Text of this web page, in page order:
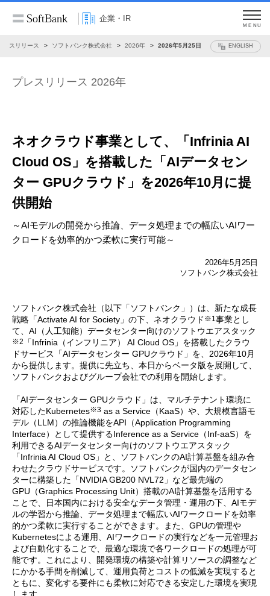
企業・IR
MENU
レスリリース ソフトバンク株式会社 2026年 2026年5月25日 ENGLISH
プレスリリース 2026年
ネオクラウド事業として、
「Infrinia AI
Cloud OS」を搭載した
「AIデータセン
ター GPUクラウド」を2026年10月に提
供開始
～AIモデルの開発から推論、データ処理までの幅広いAIワー
クロードを効率的かつ柔軟に実行可能～
2026年5月25日
ソフトバンク株式会社
ソフトバンク株式会社（以下「ソフトバンク」）は、新たな成長
戦略「Activate AI for Society」の下、ネオクラウド ※1 事業とし
て、AI（人工知能）データセンター向けのソフトウエアスタック
※2
「Infrinia（インフリニア） AI Cloud OS」を搭載したクラウ
ドサービス「AIデータセンター GPUクラウド」を、2026年10月
から提供します。提供に先立ち、本日からベータ版を展開して、
ソフトバンクおよびグループ会社での利用を開始します。
「AIデータセンター GPUクラウド」は、マルチテナント環境に
対応したKubernetes※3 as a Service（KaaS）や、大規模言語モ
デル（LLM）の推論機能をAPI（Application Programming
Interface）として提供するInference as a Service（Inf-aaS）を
利用できるAIデータセンター向けのソフトウエアスタック
「Infrinia AI Cloud OS」と、ソフトバンクのAI計算基盤を組み合
わせたクラウドサービスです。ソフトバンクが国内のデータセン
ターに構築した「NVIDIA GB200 NVL72」など最先端の
GPU（Graphics Processing Unit）搭載のAI計算基盤を活用する
ことで、日本国内における安全なデータ管理・運用の下、AIモデ
ルの学習から推論、データ処理まで幅広いAIワークロードを効率
的かつ柔軟に実行することができます。また、GPUの管理や
Kubernetesによる運用、AIワークロードの実行などを一元管理お
よび自動化することで、最適な環境で各ワークロードの処理が可
能です。これにより、開発環境の構築や計算リソースの調整など
にかかる手間を削減して、運用負荷とコストの低減を実現すると
ともに、変化する要件にも柔軟に対応できる安定した環境を実現
します。